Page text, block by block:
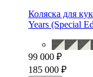
Коляска для
Years (Special
99 000 ₽
185 000 ₽